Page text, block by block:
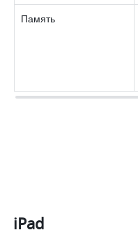
Память
iPad